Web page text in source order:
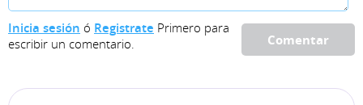
Comentar
Inicia sesión ó Registrate Primero para
escribir un comentario.